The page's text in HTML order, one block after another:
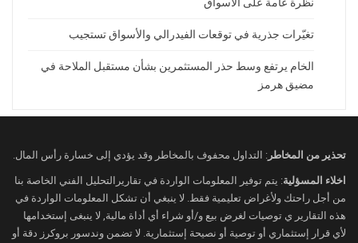
نظرة عامة على الأسواق
تغيّرات جذرية في توقعات الفيدرالي والأسواق تستجيب
الخام يرتفع وسط حذر المستثمرين بشأن مستقبل الملاحة في
مضيق هرمز
تحذير من المخاطر : التداول محفوف بالمخاطر وقد يؤدي إلى خسارة رأس المال.
اخلاء المسؤلية: يتم توفير المعلومات الواردة في تقاريرالتحليل الفني الخاصة بنا
من أجل راحتك ولأغراض تعليمية فقط. لا ينبغي أن تشكل المعلومات الواردة في
هذه التقارير ي توصيات لغرض بيع و/أو شراء أي أداة مالية, لا ينبغى إستخدامها
لأي قرار إستثماري أو توصية أو نصيحة إستثمارية. لا تضمن وندسور بروكرز دقة أو